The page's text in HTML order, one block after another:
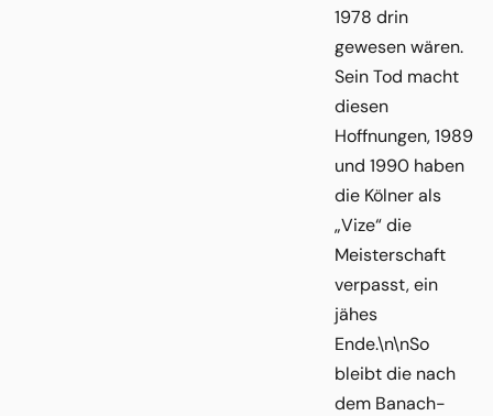
1978 drin
gewesen wären.
Sein Tod macht
diesen
Hoffnungen, 1989
und 1990 haben
die Kölner als
„Vize“ die
Meisterschaft
verpasst, ein
jähes
Ende.\n\nSo
bleibt die nach
dem Banach-